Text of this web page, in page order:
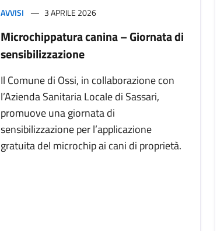
AVVISI 3 APRILE 2026
Microchippatura canina – Giornata di
sensibilizzazione
Il Comune di Ossi, in collaborazione con
l’Azienda Sanitaria Locale di Sassari,
promuove una giornata di
sensibilizzazione per l’applicazione
gratuita del microchip ai cani di proprietà.